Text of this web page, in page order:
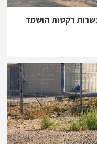
רקטות הושמד